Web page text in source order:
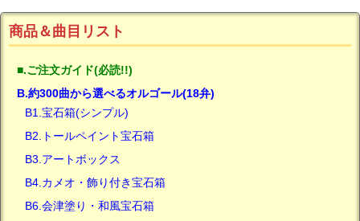
商品＆曲目リスト
■.ご注文ガイド(必読!!)
B.約300曲から選べるオルゴール(18弁)
B1.宝石箱(シンプル)
B2.トールペイント宝石箱
B3.アートボックス
B4.カメオ・飾り付き宝石箱
B6.会津塗り・和風宝石箱